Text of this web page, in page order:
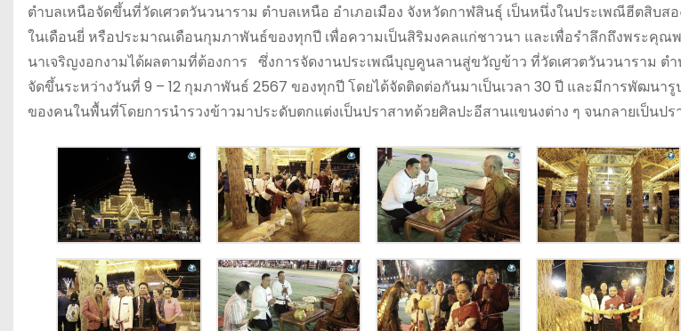
ตำบลเหนือจัดขึ้นที่วัดเศวตวันวนาราม ตำบลเหนือ อำเภอเมือง จังหวัดกาฬสินธุ์ เป็นหนึ่งในประเพณีฮีตสิบ
ในเดือนยี่ หรือประมาณเดือนกุมภาพันธ์ของทุกปี เพื่อความเป็นสิริมงคลแก่ชาวนา และเพื่อรำลึกถึงพระคุ
นาเจริญงอกงามได้ผลตามที่ต้องการ ซึ่งการจัดงานประเพณีบุญคูนลานสู่ขวัญข้าว ที่วัดเศวตวันวนาราม ตำ
จัดขึ้นระหว่างวันที่ 9 – 12 กุมภาพันธ์ 2567 ของทุกปี โดยได้จัดติดต่อกันมาเป็นเวลา 30 ปี และมีการพัฒนา
ของคนในพื้นที่โดยการนำรวงข้าวมาประดับตกแต่งเป็นปราสาทด้วยศิลปะอีสานแขนงต่าง ๆ จนกลายเป็นปร